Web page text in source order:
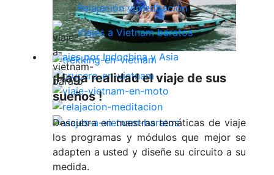
Relajación y meditación
Viajes a Vietnam baratos
Viajes por Indochina y Asia
¡Haga realidad el viaje de sus
sueños !
Descubra en nuestras temáticas de viaje
los programas y módulos que mejor se
adapten a usted y diseñe su circuito a su
medida.